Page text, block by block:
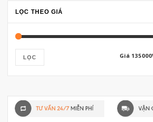
LỌC THEO GIÁ
LỌC Giá